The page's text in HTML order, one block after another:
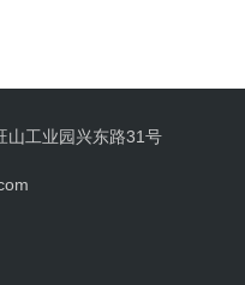
山工业园兴东路31号